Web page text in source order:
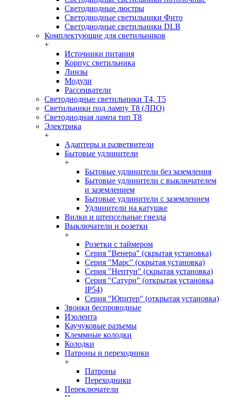
Светодиодные люстры
Светодиодные светильники Фито
Светодиодные светильники DLB
Комплектующие для светильников
+
Источники питания
Корпус светильника
Линзы
Модули
Рассеиватели
Светодиодные светильники T4, T5
Светильники под лампу Т8 (ЛПО)
Светодиодная лампа тип T8
Электрика
+
Адаптеры и разветвители
Бытовые удлинители
+
Бытовые удлинители без заземления
Бытовые удлинители с выключателем
и заземлением
Бытовые удлинители с заземлением
Удлинители на катушке
Вилки и штепсельные гнезда
Выключатели и розетки
+
Розетки с таймером
Серия "Венера" (скрытая установка)
Серия "Марс" (скрытая установка)
Серия "Нептун" (скрытая установка)
Серия "Сатурн" (открытая установка
IP54)
Серия "Юпитер" (открытая установка)
Звонки беспроводные
Изолента
Каучуковые разъемы
Клеммные колодки
Колодки
Патроны и переходники
+
Патроны
Переходники
Переключатели